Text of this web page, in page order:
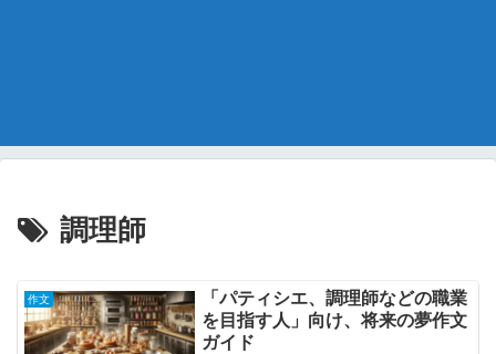
調理師
作文
「パティシエ、調理師などの職業
を目指す人」向け、将来の夢作文
ガイド